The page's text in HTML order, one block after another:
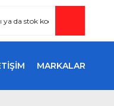
MARKALAR